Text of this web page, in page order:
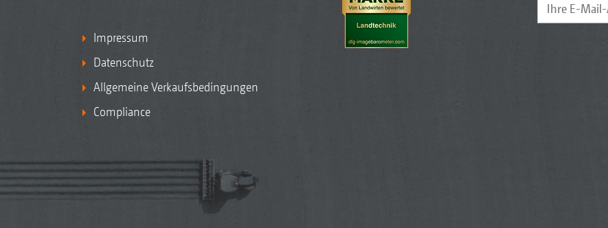
Impressum
Datenschutz
Allgemeine Verkaufsbedingungen
Compliance